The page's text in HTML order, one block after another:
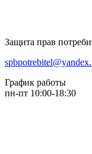
Защита прав
График работы
пн-пт 10:00-18:30